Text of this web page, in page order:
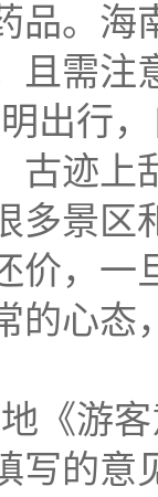
品。海
且需注
出行
古迹上
多景区
价，一
的心态
《游
写的意